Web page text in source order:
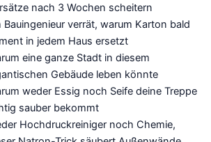
nach 3 Wochen scheitern
Bauingenieur verrät, warum Karton bald
in jedem Haus ersetzt
eine ganze Stadt in diesem
Gebäude leben könnte
weder Essig noch Seife deine Treppe
sauber bekommt
Hochdruckreiniger noch Chemie,